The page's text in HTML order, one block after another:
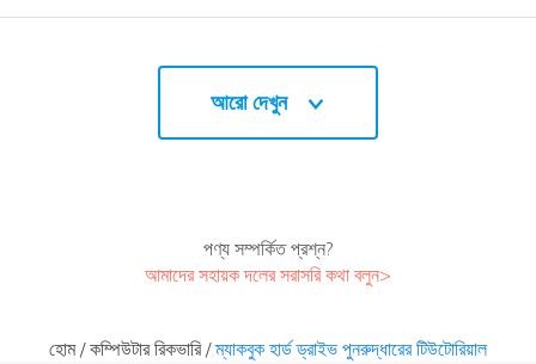
আরো দেখুন
পণ্য সম্পর্কিত প্রশ্ন?
আমাদের সহায়ক দলের সরাসরি কথা বলুন>
হোম/কম্পিউটার রিকভারি/ম্যাকবুক হার্ড ড্রাইভ পুনরুদ্ধারের টিউটোরিয়াল